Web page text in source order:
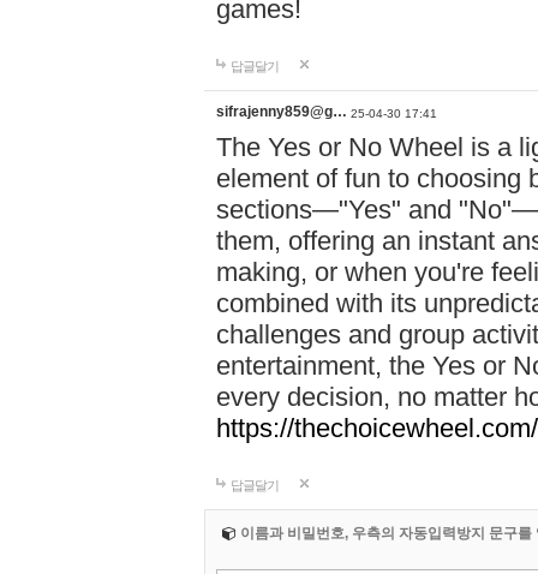
games!
답글달기
sifrajenny859@g… 25-04-30 17:41
The Yes or No Wheel is a
element of fun to choosing
sections—"Yes" and
them, offering an instant
making, or when you're
combined with its
challenges and group
entertainment, the Yes or
every decision, no matter
https://
답글달기
이름과 비밀번호, 우측의 자동입력방지 문구를